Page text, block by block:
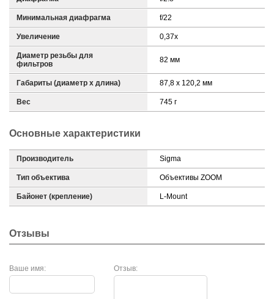
Минимальная диафрагма f/22
Увеличение 0,37x
Диаметр резьбы для
фильтров
82 мм
Габариты (диаметр х длина) 87,8 x 120,2 мм
Вес 745 г
Основные характеристики
Производитель Sigma
Тип объектива Объективы ZOOM
Байонет (крепление) L-Mount
Отзывы
Ваше имя: Отзыв: